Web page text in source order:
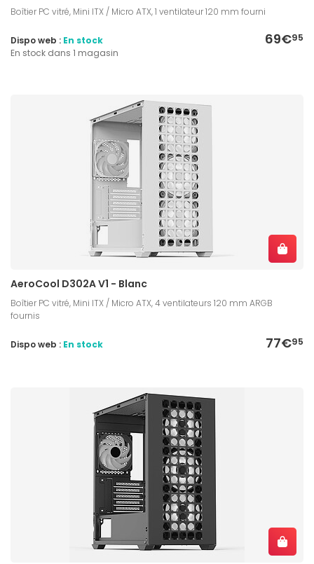
Boîtier PC vitré, Mini ITX / Micro ATX, 1 ventilateur 120 mm fourni
69€95
Dispo web : En stock
En stock dans 1 magasin
AeroCool D302A V1 - Blanc
Boîtier PC vitré, Mini ITX / Micro ATX, 4 ventilateurs 120 mm ARGB
fournis
77€95
Dispo web : En stock